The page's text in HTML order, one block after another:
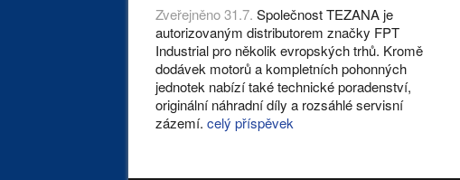
Zveřejněno 31.7. Společnost TEZANA je
autorizovaným distributorem značky FPT
Industrial pro několik evropských trhů. Kromě
dodávek motorů a kompletních pohonných
jednotek nabízí také technické poradenství,
originální náhradní díly a rozsáhlé servisní
zázemí. celý příspěvek